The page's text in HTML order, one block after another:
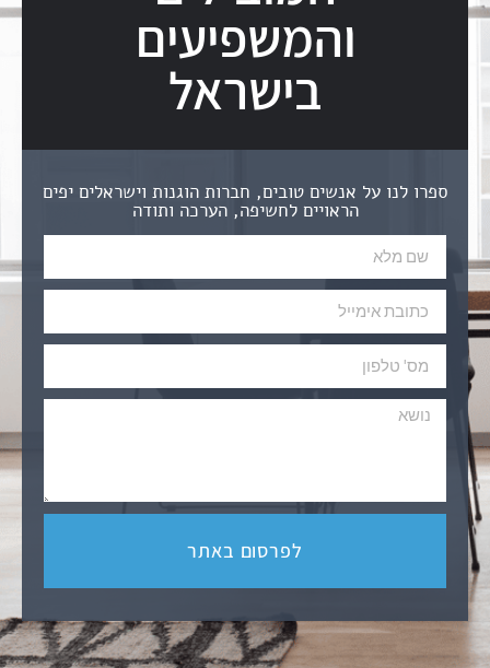
והמשפיעים
בישראל
ספרו לנו על אנשים טובים, חברות הוגנות וישראלים יפים
הראויים לחשיפה, הערכה ותודה
לפרסום באתר